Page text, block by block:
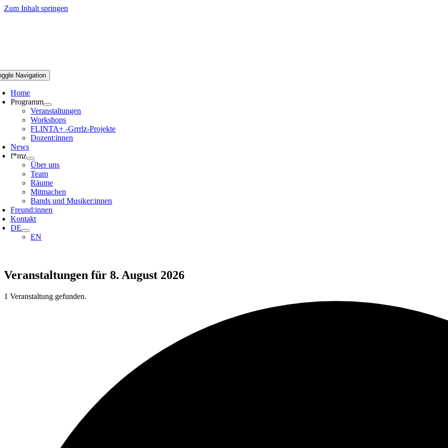
Zum Inhalt springen
Navigation
Home
Programm
Veranstaltungen
Workshops
FLINTA+ -Grrrlz-Projekte
Dozent:innen
News
f*mz
Über uns
Team
Räume
Mitmachen
Bands und Musiker:innen
Freund:innen
Kontakt
DE
EN
Veranstaltungen für 8. August 2026
1 Veranstaltung gefunden.